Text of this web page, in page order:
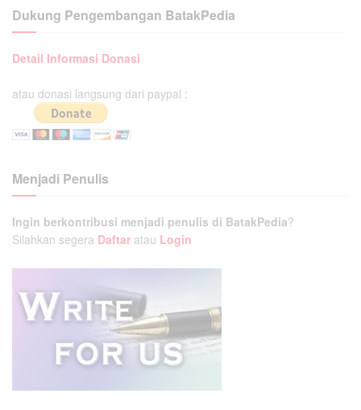
Dukung Pengembangan BatakPedia
Detail Informasi Donasi
atau donasi langsung dari paypal :
Menjadi Penulis
Ingin berkontribusi menjadi penulis di BatakPedia?
Silahkan segera Daftar atau Login